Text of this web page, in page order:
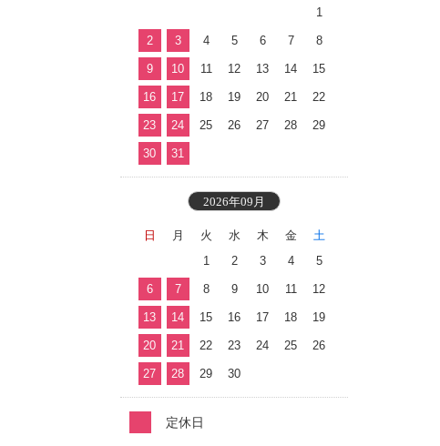
1
2 3 4 5 6 7 8
9 10 11 12 13 14 15
16 17 18 19 20 21 22
23 24 25 26 27 28 29
30 31
2026年09月
日 月 火 水 木 金
土
1
2 3 4 5
6 7 8 9 10 11 12
13 14 15 16 17 18 19
20 21 22 23 24 25 26
27 28 29 30
定休日